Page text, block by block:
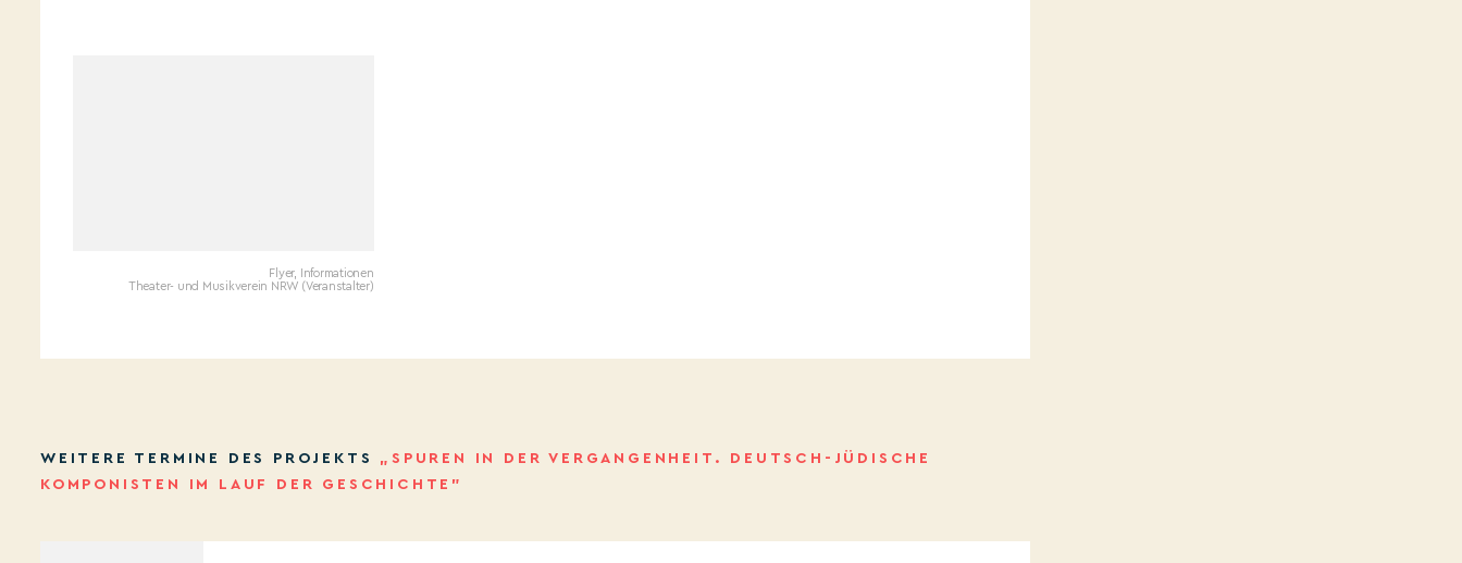
Flyer, Informationen
Theater- und Musikverein NRW (Veranstalter)
WEITERE TERMINE DES PROJEKTS „SPUREN IN DER VERGANGENHEIT. DEUTSCH-JÜDISCHE
KOMPONISTEN IM LAUF DER GESCHICHTE”